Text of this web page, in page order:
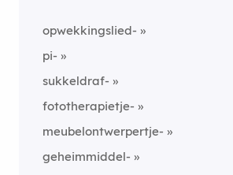
opwekkingslied-
pi-
sukkeldraf-
fototherapietje-
meubelontwerpertje-
geheimmiddel-